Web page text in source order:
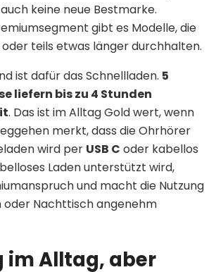
keine neue Bestmarke.
gibt es Modelle, die
teils etwas länger durchhalten.
ist dafür das Schnellladen. 5
liefern bis zu 4 Stunden
. Das ist im Alltag Gold wert, wenn
merkt, dass die Ohrhörer
wird per USB C oder kabellos
Laden unterstützt wird,
und macht die Nutzung
oder Nachttisch angenehm
im Alltag, aber